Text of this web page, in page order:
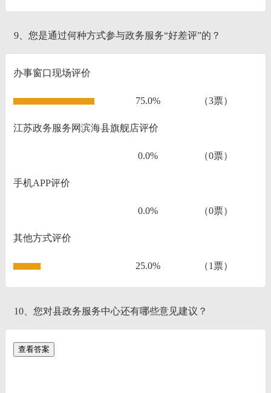
9、您是通过何种方式参与政务服务“好差评”的？
办事窗口现场评价
75.0% （3票）
江苏政务服务网滨海县旗舰店评价
0.0% （0票）
手机APP评价
0.0% （0票）
其他方式评价
25.0% （1票）
10、您对县政务服务中心还有哪些意见建议？